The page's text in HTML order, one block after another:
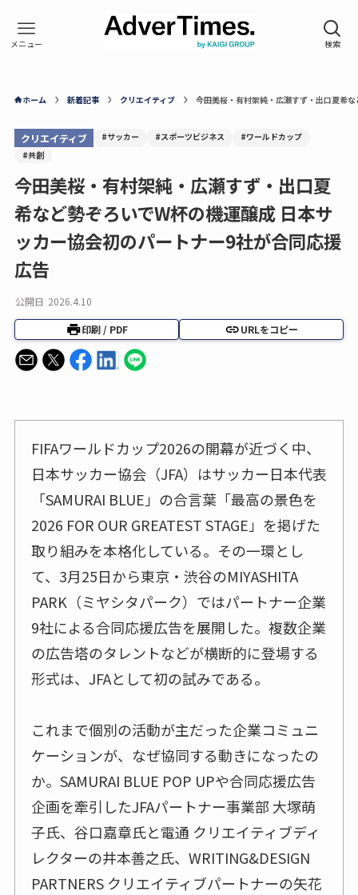
ホーム 新着記事 クリエイティブ 今田美桜・有村架純・広瀬すず・出口夏希
クリエイティブ #サッカー #スポーツビジネス
#ワールドカップ
#共創
今田美桜・有村架純・広瀬すず・出口夏
希など勢ぞろいでW杯の機運醸成 日本サ
ッカー協会初のパートナー9社が合同応援
広告
公開日 2026.4.10
印刷 / PDF URLをコピー
FIFAワールドカップ2026の開幕が近づく中、
日本サッカー協会（JFA）はサッカー日本代表
「SAMURAI BLUE」の合言葉「最高の景色を
2026 FOR OUR GREATEST STAGE」を掲げた
取り組みを本格化している。その一環とし
て、3月25日から東京・渋谷のMIYASHITA
PARK（ミヤシタパーク）ではパートナー企業
9社による合同応援広告を展開した。複数企業
の広告塔のタレントなどが横断的に登場する
形式は、JFAとして初の試みである。
これまで個別の活動が主だった企業コミュニ
ケーションが、なぜ協同する動きになったの
か。SAMURAI BLUE POP UPや合同応援広告
企画を牽引したJFAパートナー事業部 大塚萌
子氏、谷口嘉章氏と電通 クリエイティブディ
レクターの井本善之氏、WRITING&DESIGN
PARTNERS クリエイティブパートナーの矢花